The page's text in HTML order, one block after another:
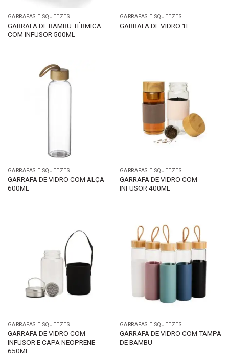
GARRAFAS E SQUEEZES
GARRAFA DE BAMBU TÉRMICA
COM INFUSOR 500ML
GARRAFAS E SQUEEZES
GARRAFA DE VIDRO 1L
GARRAFAS E SQUEEZES
GARRAFA DE VIDRO COM ALÇA
600ML
GARRAFAS E SQUEEZES
GARRAFA DE VIDRO COM
INFUSOR 400ML
GARRAFAS E SQUEEZES
GARRAFA DE VIDRO COM
INFUSOR E CAPA NEOPRENE
650ML
GARRAFAS E SQUEEZES
GARRAFA DE VIDRO COM TAMPA
DE BAMBU